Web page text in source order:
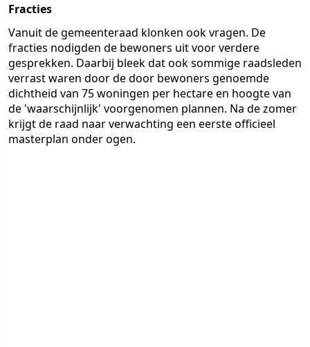
Fracties
Vanuit de gemeenteraad klonken ook vragen. De
fracties nodigden de bewoners uit voor verdere
gesprekken. Daarbij bleek dat ook sommige raadsleden
verrast waren door de door bewoners genoemde
dichtheid van 75 woningen per hectare en hoogte van
de 'waarschijnlijk' voorgenomen plannen. Na de zomer
krijgt de raad naar verwachting een eerste officieel
masterplan onder ogen.